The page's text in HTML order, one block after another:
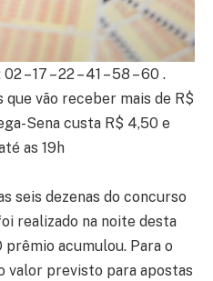
– 17 – 22 – 41 – 58 – 60 .
que vão receber mais de R$
Sena custa R$ 4,50 e
as 19h
seis dezenas do concurso
realizado na noite desta
prêmio acumulou. Para o
valor previsto para apostas